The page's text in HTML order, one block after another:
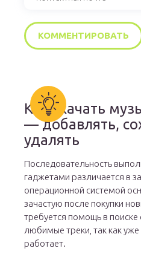
Как скачать
— добавлять,
удалять
Последовательность
гаджетами различается в
операционной системой
зачастую после покупки
требуется помощь в поиске
любимые треки, так как
работает.